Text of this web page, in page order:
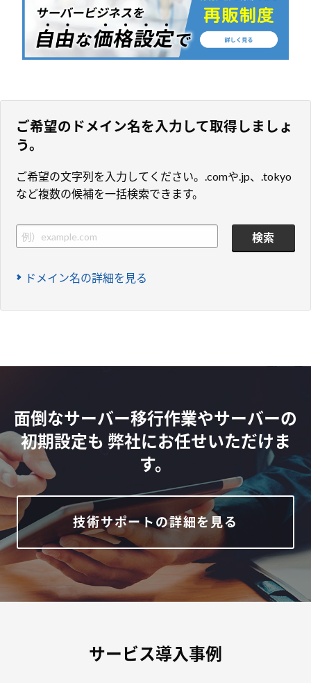
ご希望のドメイン名を入力して取得しましょ
う。
ご希望の文字列を入力してください。.comや.jp、.tokyo
など複数の候補を一括検索できます。
ドメイン名の詳細を見る
面倒なサーバー移行作業やサーバーの
初期設定も 弊社にお任せいただけま
す。
技術サポートの詳細を見る
サービス導入事例